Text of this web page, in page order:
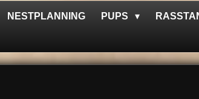
NESTPLANNING PUPS